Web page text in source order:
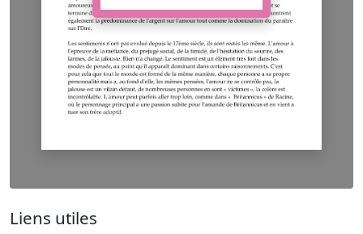
Liens utiles